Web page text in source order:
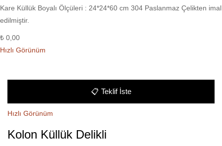
Kare Küllük Boyalı Ölçüleri : 24*24*60 cm 304 Paslanmaz Çelikten imal
edilmiştir.
₺ 0,00
Hızlı Görünüm
📋 Teklif İste
Hızlı Görünüm
Kolon Küllük Delikli